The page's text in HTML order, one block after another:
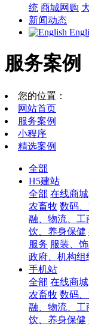
统 商城网购
新闻动态
服务案例
您的位置：
网站首页
服务案例
小程序
精选案例
全部
H5建站
全部 在线商城
农畜牧 数码
融、物流、工
饮、养身保健
服务 服装、
政府、机构组
手机站
全部 在线商城
农畜牧 数码
融、物流、工
饮、养身保健